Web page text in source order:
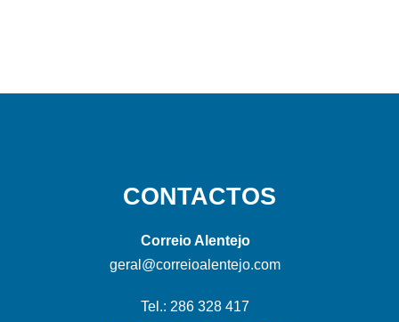
CONTACTOS
Correio Alentejo
geral@correioalentejo.com
Tel.: 286 328 417